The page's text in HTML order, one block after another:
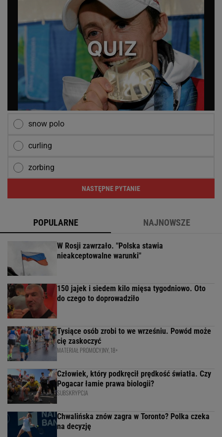
snow polo
curling
zorbing
NASTĘPNE PYTANIE
POPULARNE NAJNOWSZE
W Rosji zawrzało. "Polska stawia
nieakceptowalne warunki"
150 jajek i siedem kilo mięsa tygodniowo. Oto
do czego to doprowadziło
Tysiące osób zrobi to we wrześniu. Powód może
cię zaskoczyć
MATERIAŁ PROMOCYJNY, 18+
Człowiek, który podkręcił prędkość światła. Czy
Pogacar łamie prawa biologii?
SUBSKRYPCJA
Chwalińska znów zagra w Toronto? Polka czeka
na decyzję